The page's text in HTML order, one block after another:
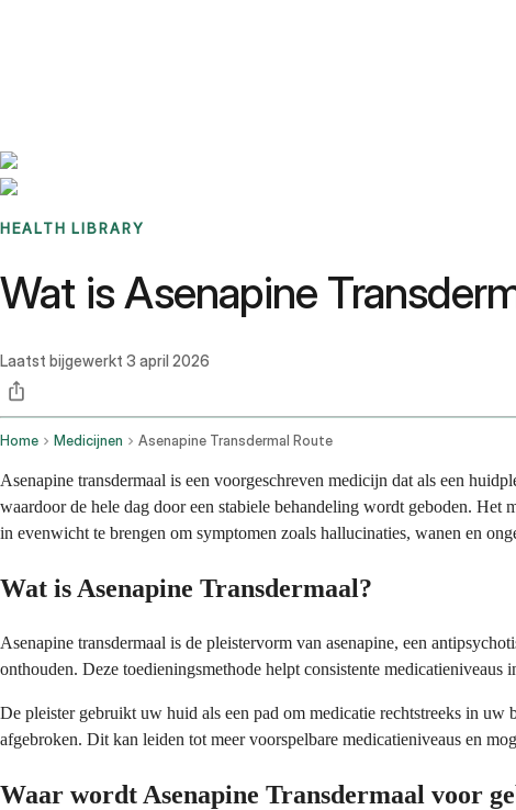
HEALTH LIBRARY
Wat is Asenapine
Laatst bijgewerkt 3 april 2026
Home Medicijnen Asenapine Transdermal Route
Asenapine transdermaal is een voorgeschreven medicijn dat als een
waardoor de hele dag door een stabiele behandeling wordt geboden. Het
in evenwicht te brengen om symptomen zoals hallucinaties, wanen en
Wat is Asenapine Transdermaal?
Asenapine transdermaal is de pleistervorm van asenapine, een
onthouden. Deze toedieningsmethode helpt consistente
De pleister gebruikt uw huid als een pad om medicatie rechtstreeks in
afgebroken. Dit kan leiden tot meer voorspelbare medicatieniveaus en
Waar wordt Asenapine Transdermaal voor